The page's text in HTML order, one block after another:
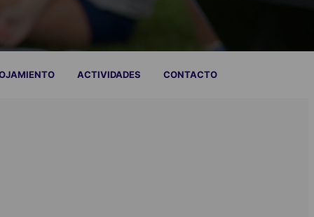
ACTIVIDADES CONTACTO